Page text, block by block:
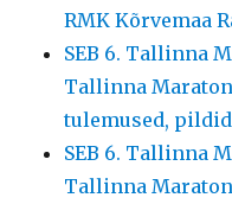
RMK Kõrvemaa
SEB 6. Tallinna
Tallinna
tulemused,
SEB 6. Tallinna
Tallinna